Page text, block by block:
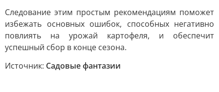
Следование этим простым рекомендациям поможет
избежать основных ошибок, способных негативно
повлиять на урожай картофеля, и обеспечит
успешный сбор в конце сезона.
Источник: Садовые фантазии